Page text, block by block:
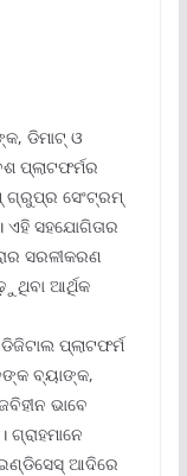
ଡିମାଟ୍ ଓ
ପ୍ଲାଟଫର୍ମର
ଗ୍ରୁପ୍‌ର ସେଂଟ୍ରମ୍
ଏହି ସହଯୋଗିତାର
ସରଳୀକରଣ
ଆର୍ଥିକ
ପ୍ଲାଟଫର୍ମ
ବ୍ୟାଙ୍କ,
ଭାବେ
ଆଦିରେ